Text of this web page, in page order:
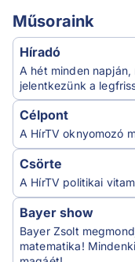
Műsoraink
Híradó
A hét minden napján,
jelentkezünk a
Célpont
A HírTV oknyomozó
Csörte
A HírTV politikai
Bayer show
Bayer Zsolt
matematika!